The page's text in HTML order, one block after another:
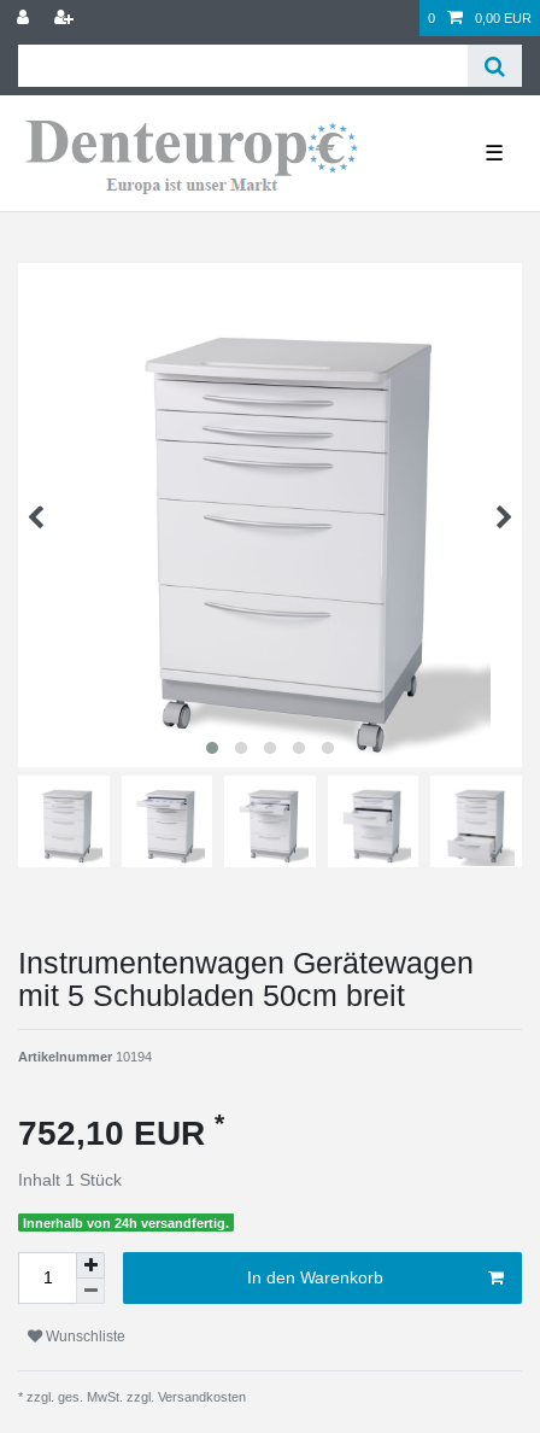
0 0,00 EUR
☰
Instrumentenwagen Gerätewagen
mit 5 Schubladen 50cm breit
Artikelnummer 10194
752,10 EUR *
Inhalt 1 Stück
Innerhalb von 24h versandfertig.
In den Warenkorb
Wunschliste
* zzgl. ges. MwSt. zzgl. Versandkosten